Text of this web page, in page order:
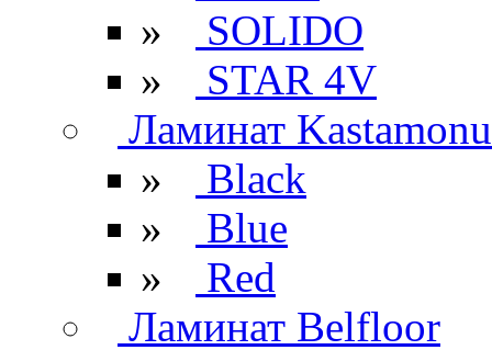
»
SOLIDO
»
STAR 4V
Ламинат Kastamonu
»
Black
»
Blue
»
Red
Ламинат Belfloor